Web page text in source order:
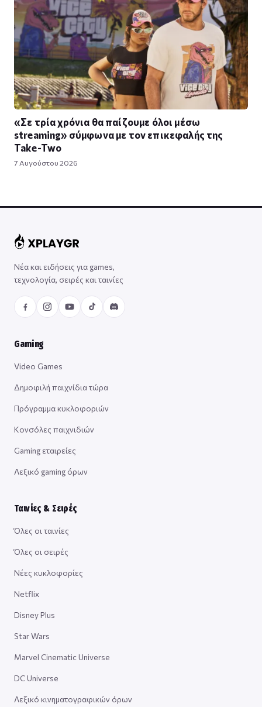
«Σε τρία χρόνια θα παίζουμε όλοι μέσω
streaming» σύμφωνα με τον επικεφαλής της
Take-Two
7 Αυγούστου 2026
Νέα και ειδήσεις για games,
τεχνολογία, σειρές και ταινίες
Gaming
Video Games
Δημοφιλή παιχνίδια τώρα
Πρόγραμμα κυκλοφοριών
Κονσόλες παιχνιδιών
Gaming εταιρείες
Λεξικό gaming όρων
Ταινίες & Σειρές
Όλες οι ταινίες
Όλες οι σειρές
Νέες κυκλοφορίες
Netflix
Disney Plus
Star Wars
Marvel Cinematic Universe
DC Universe
Λεξικό κινηματογραφικών όρων